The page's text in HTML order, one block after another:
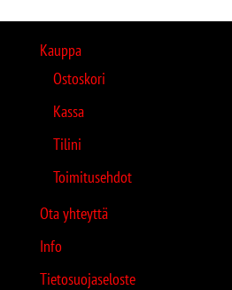
Kauppa
Ostoskori
Kassa
Tilini
Toimitusehdot
Ota yhteyttä
Info
Tietosuojaseloste